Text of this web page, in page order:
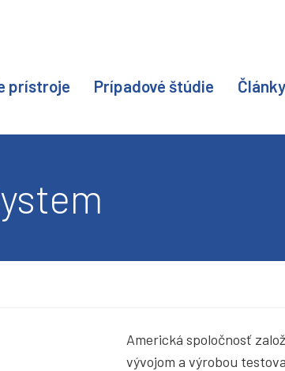
prístroje Prípadové štúdie Články
Americká spoločnosť
vývojom a výrobou